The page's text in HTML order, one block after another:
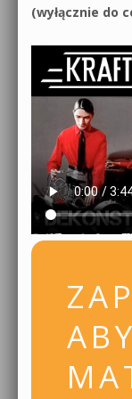
(wyłącznie do